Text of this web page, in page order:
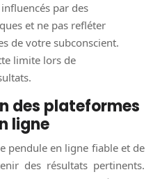
par des
et ne pas refléter
de votre subconscient.
limite lors de
des plateformes
ligne
pendule en ligne fiable et de
des résultats pertinents.